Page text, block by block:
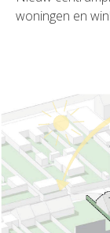
woningen en